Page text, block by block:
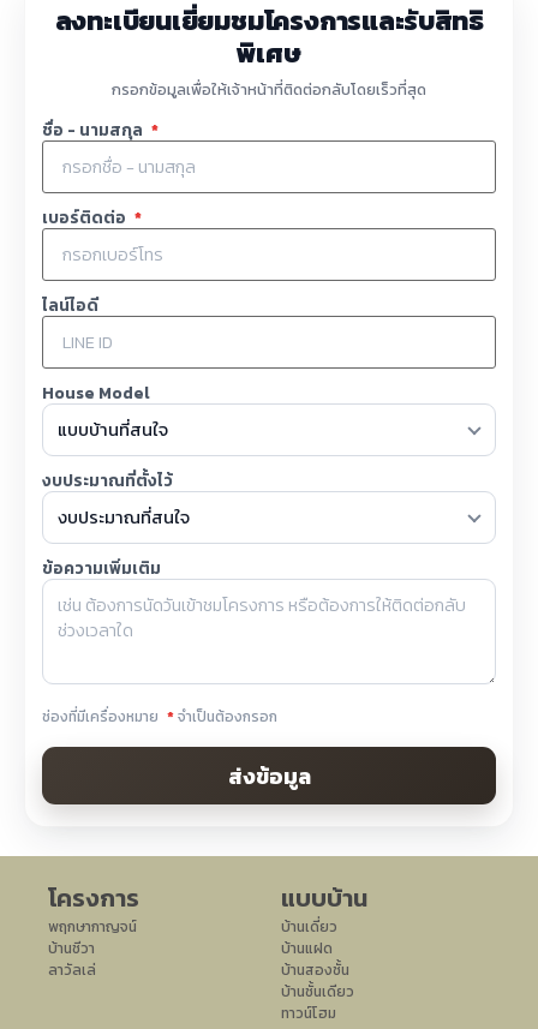
ลงทะเบียนเยี่ยมชมโครงการและรับสิทธิ
พิเศษ
กรอกข้อมูลเพื่อให้เจ้าหน้าที่ติดต่อกลับโดยเร็วที่สุด
ชื่อ - นามสกุล *
เบอร์ติดต่อ *
ไลน์ไอดี
House Model
งบประมาณที่ตั้งไว้
ข้อความเพิ่มเติม
ช่องที่มีเครื่องหมาย *จำเป็นต้องกรอก
ส่งข้อมูล
โครงการ
พฤกษากาญจน์
บ้านชีวา
ลาวัลเล่
แบบบ้าน
บ้านเดี่ยว
บ้านแฝด
บ้านสองชั้น
บ้านชั้นเดียว
ทาวน์โฮม